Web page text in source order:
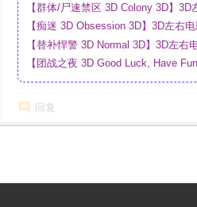
【群体/尸速禁区 3D Colony 3D】
_网盘
【痴迷 3D Obsession 3D】3D左右
【替补悍警 3D Normal 3D】3D左
【团战之夜 3D Good Luck, Have
回复